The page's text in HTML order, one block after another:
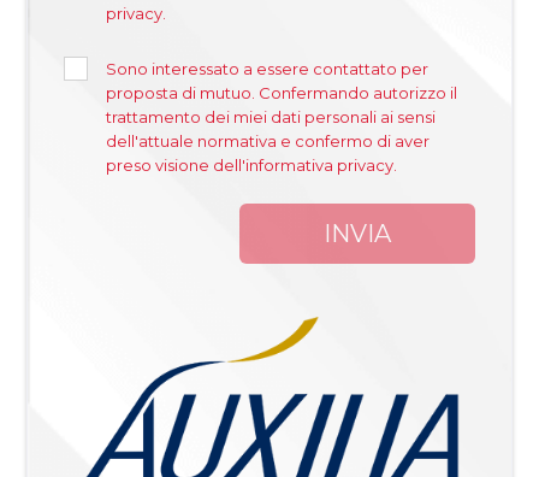
privacy.
Sono interessato a essere contattato per
proposta di mutuo. Confermando autorizzo il
trattamento dei miei dati personali ai sensi
dell'attuale normativa e confermo di aver
preso visione dell'informativa privacy.
INVIA